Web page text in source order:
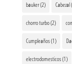
bauker(2) Cabezal
chorro turbo(2)
Cumpleaños(1)
electrodomesticos(1)